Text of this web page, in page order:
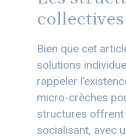
collectives
Bien que cet
solutions
rappeler
micro-crèches
structures
socialisant, avec